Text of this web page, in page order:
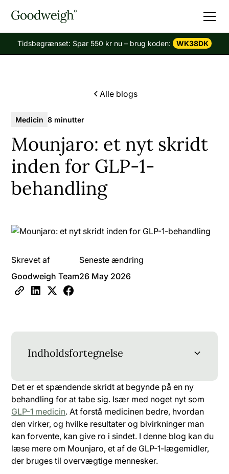
Tidsbegrænset: Spar 550 kr nu – brug koden: WK38DK
Alle blogs
Medicin 8 minutter
Mounjaro: et nyt skridt
inden for GLP-1-
behandling
Skrevet af
Goodweigh Team
Seneste ændring
26 May 2026
Indholdsfortegnelse
Hvad er Mounjaro?
Hvorfor er Mounjaro dyrere end andre GLP-1-
mediciner?
Hvordan virker Mounjaro?
Hvorfor sund kost fortsat er vigtig
Det er et spændende skridt at begynde på en ny
behandling for at tabe sig. Især med noget nyt som
GLP-1 medicin. At forstå medicinen bedre, hvordan
den virker, og hvilke resultater og bivirkninger man
kan forvente, kan give ro i sindet. I denne blog kan du
læse mere om Mounjaro, et af de GLP-1-lægemidler,
der bruges til overvægtige mennesker.